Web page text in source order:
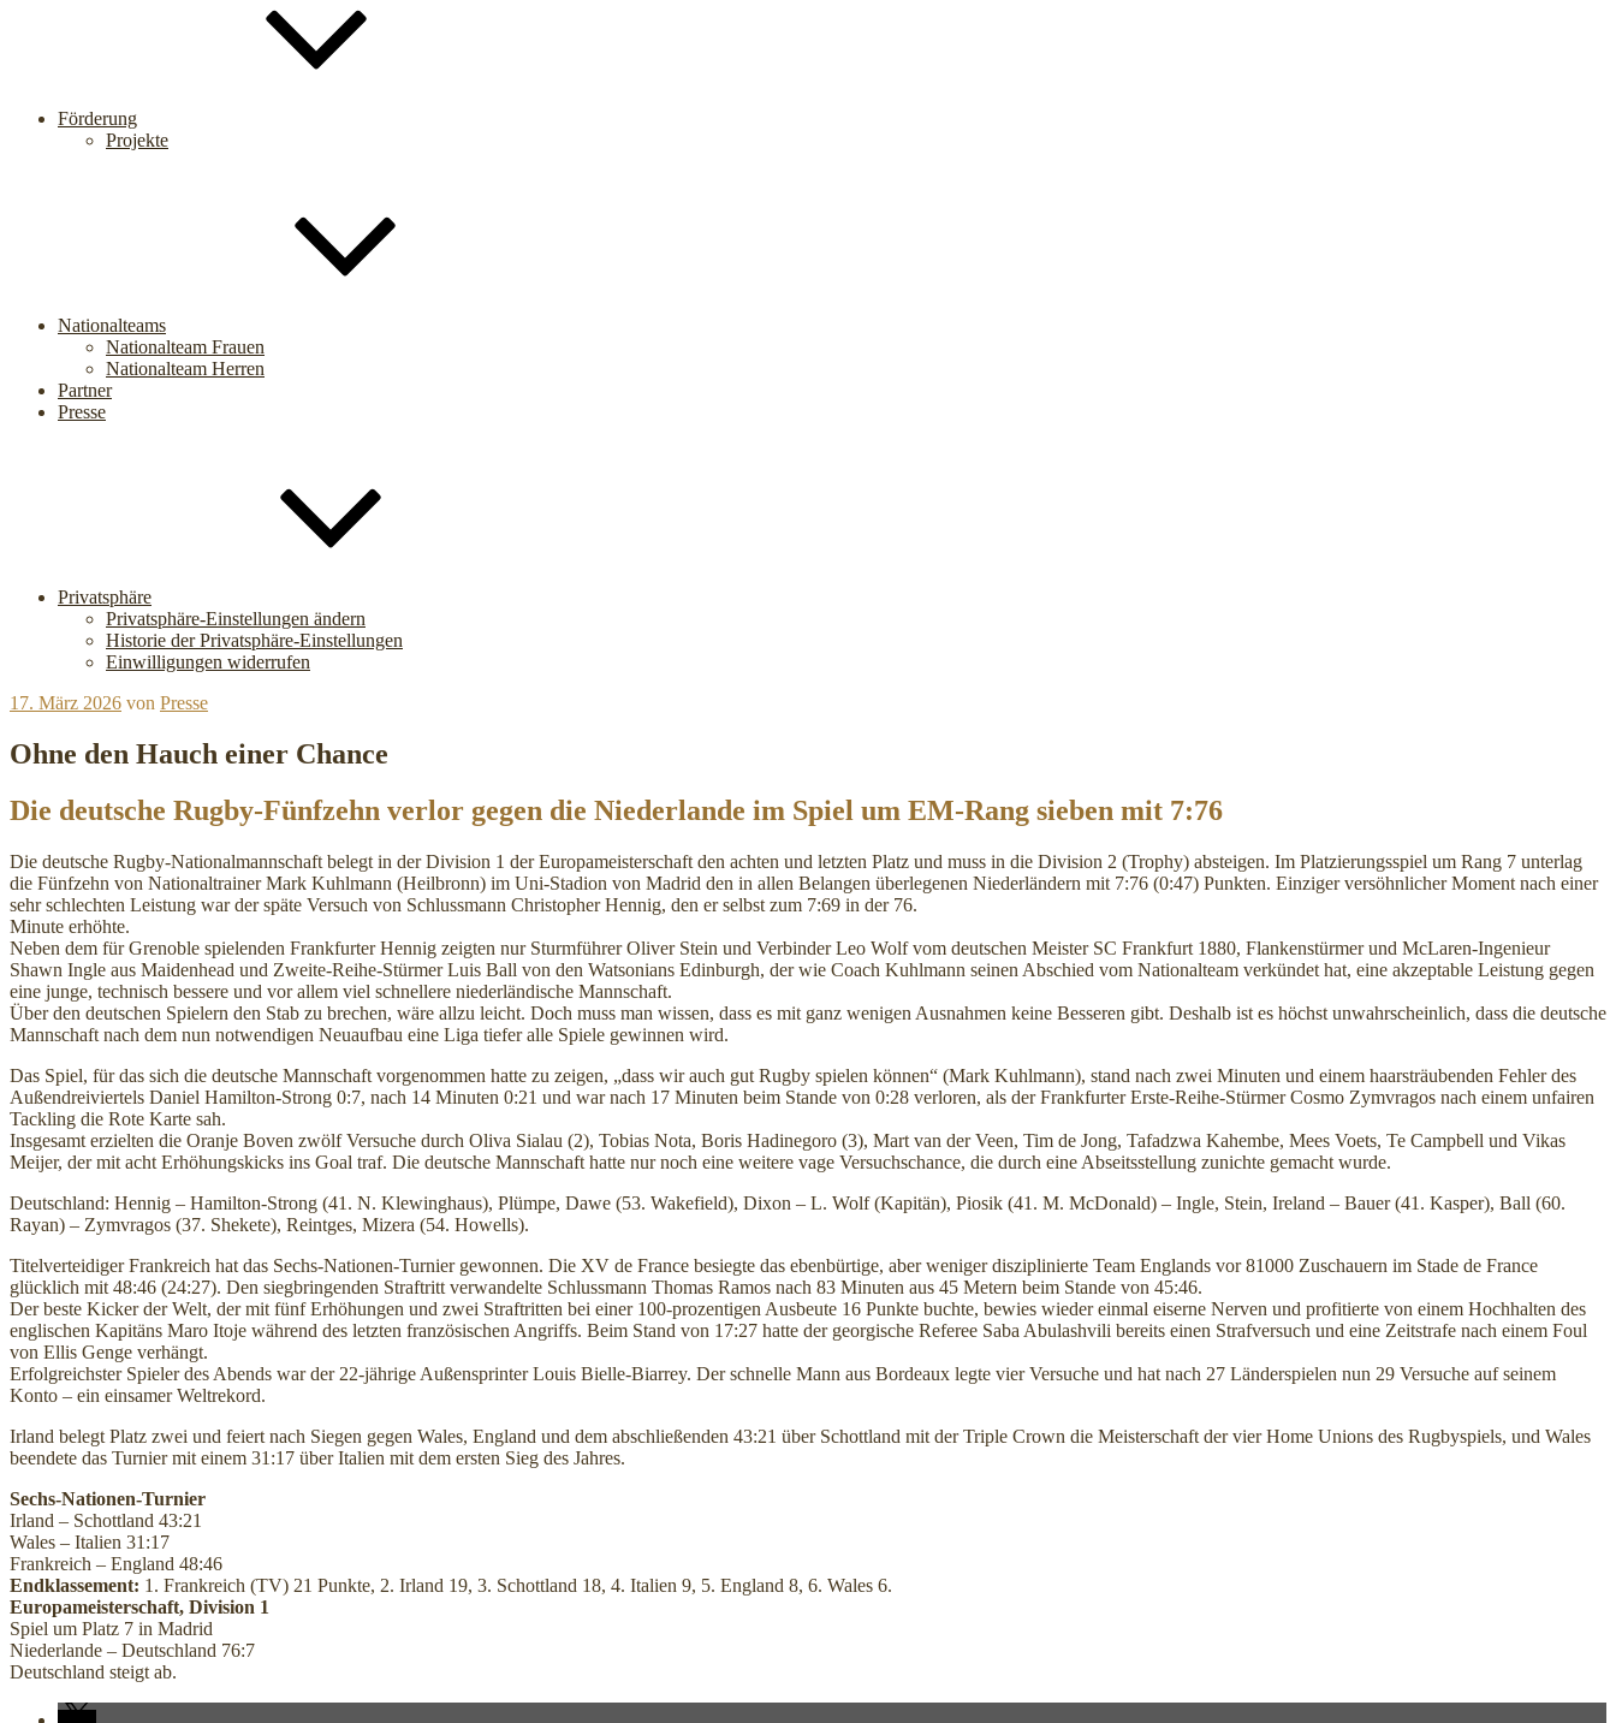
Förderung
Projekte
Nationalteams
Nationalteam Frauen
Nationalteam Herren
Partner
Presse
Privatsphäre
Privatsphäre-Einstellungen ändern
Historie der Privatsphäre-Einstellungen
Einwilligungen widerrufen
Veröffentlicht
17. März 2026 von Presse
Ohne den Hauch einer Chance
Die deutsche Rugby-Fünfzehn verlor gegen die Niederlande im Spiel um EM-Rang sieben mit 7:76
Die deutsche Rugby-Nationalmannschaft belegt in der Division 1 der Europameisterschaft den achten und letzten Platz und muss in die Division 2 (Trophy) absteigen. Im Platzierungsspiel um Rang 7 unterlag
die Fünfzehn von Nationaltrainer Mark Kuhlmann (Heilbronn) im Uni-Stadion von Madrid den in allen Belangen überlegenen Niederländern mit 7:76 (0:47) Punkten. Einziger versöhnlicher Moment nach einer
sehr schlechten Leistung war der späte Versuch von Schlussmann Christopher Hennig, den er selbst zum 7:69 in der 76.
Minute erhöhte.
Neben dem für Grenoble spielenden Frankfurter Hennig zeigten nur Sturmführer Oliver Stein und Verbinder Leo Wolf vom deutschen Meister SC Frankfurt 1880, Flankenstürmer und McLaren-Ingenieur
Shawn Ingle aus Maidenhead und Zweite-Reihe-Stürmer Luis Ball von den Watsonians Edinburgh, der wie Coach Kuhlmann seinen Abschied vom Nationalteam verkündet hat, eine akzeptable Leistung gegen
eine junge, technisch bessere und vor allem viel schnellere niederländische Mannschaft.
Über den deutschen Spielern den Stab zu brechen, wäre allzu leicht. Doch muss man wissen, dass es mit ganz wenigen Ausnahmen keine Besseren gibt. Deshalb ist es höchst unwahrscheinlich, dass die deutsche
Mannschaft nach dem nun notwendigen Neuaufbau eine Liga tiefer alle Spiele gewinnen wird.
Das Spiel, für das sich die deutsche Mannschaft vorgenommen hatte zu zeigen, „dass wir auch gut Rugby spielen können“ (Mark Kuhlmann), stand nach zwei Minuten und einem haarsträubenden Fehler des
Außendreiviertels Daniel Hamilton-Strong 0:7, nach 14 Minuten 0:21 und war nach 17 Minuten beim Stande von 0:28 verloren, als der Frankfurter Erste-Reihe-Stürmer Cosmo Zymvragos nach einem unfairen
Tackling die Rote Karte sah.
Insgesamt erzielten die Oranje Boven zwölf Versuche durch Oliva Sialau (2), Tobias Nota, Boris Hadinegoro (3), Mart van der Veen, Tim de Jong, Tafadzwa Kahembe, Mees Voets, Te Campbell und Vikas
Meijer, der mit acht Erhöhungskicks ins Goal traf. Die deutsche Mannschaft hatte nur noch eine weitere vage Versuchschance, die durch eine Abseitsstellung zunichte gemacht wurde.
Deutschland: Hennig – Hamilton-Strong (41. N. Klewinghaus), Plümpe, Dawe (53. Wakefield), Dixon – L. Wolf (Kapitän), Piosik (41. M. McDonald) – Ingle, Stein, Ireland – Bauer (41. Kasper), Ball (60.
Rayan) – Zymvragos (37. Shekete), Reintges, Mizera (54. Howells).
Titelverteidiger Frankreich hat das Sechs-Nationen-Turnier gewonnen. Die XV de France besiegte das ebenbürtige, aber weniger disziplinierte Team Englands vor 81000 Zuschauern im Stade de France
glücklich mit 48:46 (24:27). Den siegbringenden Straftritt verwandelte Schlussmann Thomas Ramos nach 83 Minuten aus 45 Metern beim Stande von 45:46.
Der beste Kicker der Welt, der mit fünf Erhöhungen und zwei Straftritten bei einer 100-prozentigen Ausbeute 16 Punkte buchte, bewies wieder einmal eiserne Nerven und profitierte von einem Hochhalten des
englischen Kapitäns Maro Itoje während des letzten französischen Angriffs. Beim Stand von 17:27 hatte der georgische Referee Saba Abulashvili bereits einen Strafversuch und eine Zeitstrafe nach einem Foul
von Ellis Genge verhängt.
Erfolgreichster Spieler des Abends war der 22-jährige Außensprinter Louis Bielle-Biarrey. Der schnelle Mann aus Bordeaux legte vier Versuche und hat nach 27 Länderspielen nun 29 Versuche auf seinem
Konto – ein einsamer Weltrekord.
Irland belegt Platz zwei und feiert nach Siegen gegen Wales, England und dem abschließenden 43:21 über Schottland mit der Triple Crown die Meisterschaft der vier Home Unions des Rugbyspiels, und Wales
beendete das Turnier mit einem 31:17 über Italien mit dem ersten Sieg des Jahres.
Sechs-Nationen-Turnier
Irland – Schottland 43:21
Wales – Italien 31:17
Frankreich – England 48:46
Endklassement: 1. Frankreich (TV) 21 Punkte, 2. Irland 19, 3. Schottland 18, 4. Italien 9, 5. England 8, 6. Wales 6.
Europameisterschaft, Division 1
Spiel um Platz 7 in Madrid
Niederlande – Deutschland 76:7
Deutschland steigt ab.